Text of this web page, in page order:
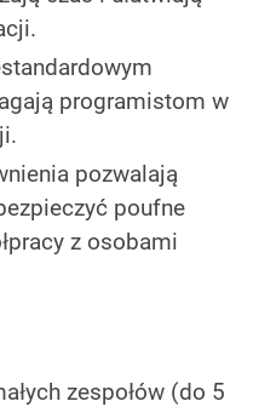
programistom w
pozwalają
poufne
z osobami
zespołów (do 5